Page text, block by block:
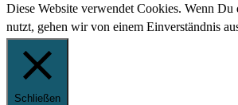
Diese Website verwendet Cookies. Wenn Du
nutzt, gehen wir von einem Einverständnis
Schließen